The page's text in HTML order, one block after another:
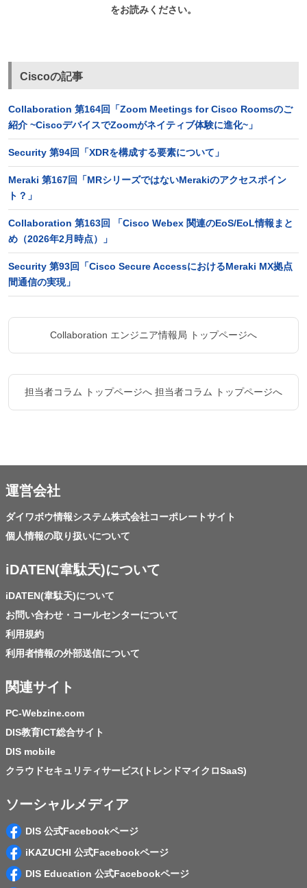
をお読みください。
Ciscoの記事
Collaboration 第164回「Zoom Meetings for Cisco Roomsのご
紹介 ~CiscoデバイスでZoomがネイティブ体験に進化~」
Security 第94回「XDRを構成する要素について」
Meraki 第167回「MRシリーズではないMerakiのアクセスポイン
ト？」
Collaboration 第163回 「Cisco Webex 関連のEoS/EoL情報まと
め（2026年2月時点）」
Security 第93回「Cisco Secure AccessにおけるMeraki MX拠点
間通信の実現」
Collaboration エンジニア情報局 トップページへ
担当者コラム トップページへ 担当者コラム トップページへ
運営会社
ダイワボウ情報システム株式会社コーポレートサイト
個人情報の取り扱いについて
iDATEN(韋駄天)について
iDATEN(韋駄天)について
お問い合わせ・コールセンターについて
利用規約
利用者情報の外部送信について
関連サイト
PC-Webzine.com
DIS教育ICT総合サイト
DIS mobile
クラウドセキュリティサービス(トレンドマイクロSaaS)
ソーシャルメディア
DIS 公式Facebookページ
iKAZUCHI 公式Facebookページ
DIS Education 公式Facebookページ